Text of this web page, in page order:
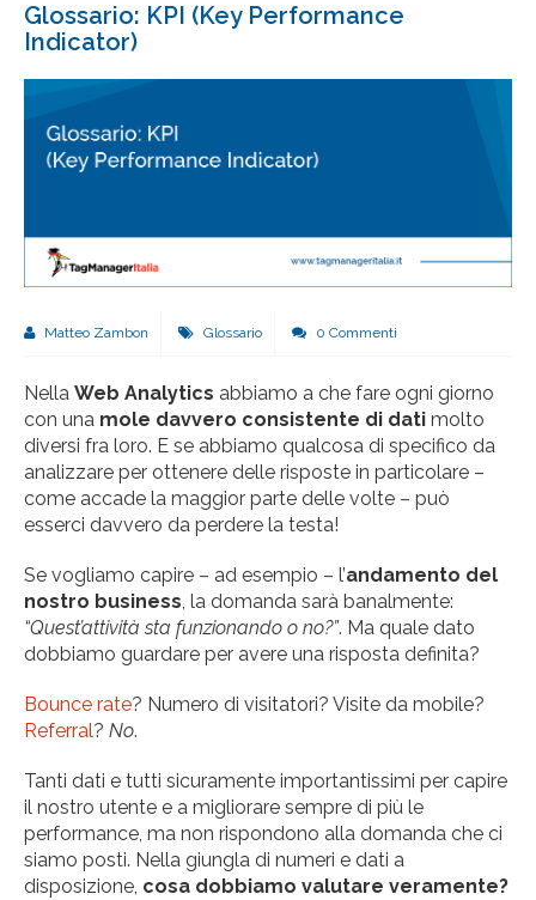
Glossario: KPI (Key Performance
Indicator)
Matteo Zambon Glossario 0 Commenti
Nella Web Analytics abbiamo a che fare ogni giorno
con una mole davvero consistente di dati molto
diversi fra loro. E se abbiamo qualcosa di specifico da
analizzare per ottenere delle risposte in particolare –
come accade la maggior parte delle volte – può
esserci davvero da perdere la testa!
Se vogliamo capire – ad esempio – l’andamento del
nostro business, la domanda sarà banalmente:
“Quest’attività sta funzionando o no?”. Ma quale dato
dobbiamo guardare per avere una risposta definita?
Bounce rate? Numero di visitatori? Visite da mobile?
Referral? No.
Tanti dati e tutti sicuramente importantissimi per capire
il nostro utente e a migliorare sempre di più le
performance, ma non rispondono alla domanda che ci
siamo posti. Nella giungla di numeri e dati a
disposizione, cosa dobbiamo valutare veramente?